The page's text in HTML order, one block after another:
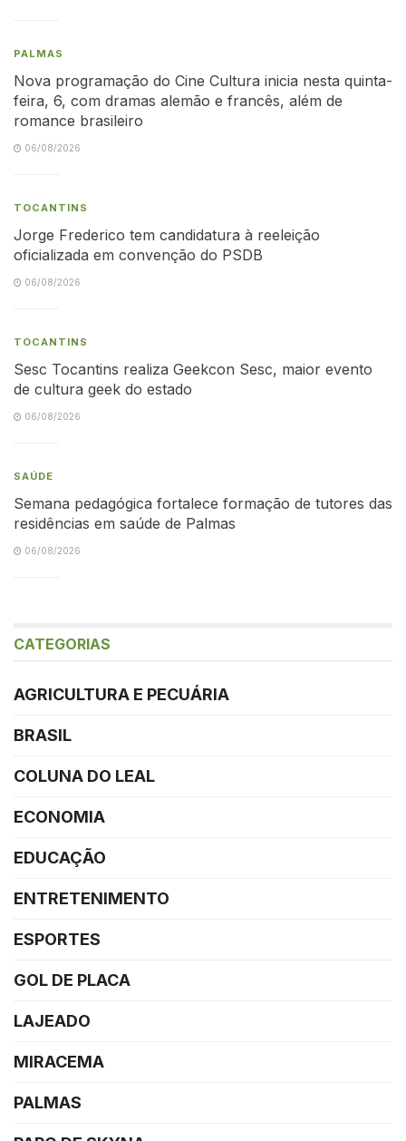
PALMAS
Nova programação do Cine Cultura inicia nesta quinta-
feira, 6, com dramas alemão e francês, além de
romance brasileiro
06/08/2026
TOCANTINS
Jorge Frederico tem candidatura à reeleição
oficializada em convenção do PSDB
06/08/2026
TOCANTINS
Sesc Tocantins realiza Geekcon Sesc, maior evento
de cultura geek do estado
06/08/2026
SAÚDE
Semana pedagógica fortalece formação de tutores das
residências em saúde de Palmas
06/08/2026
CATEGORIAS
AGRICULTURA E PECUÁRIA
BRASIL
COLUNA DO LEAL
ECONOMIA
EDUCAÇÃO
ENTRETENIMENTO
ESPORTES
GOL DE PLACA
LAJEADO
MIRACEMA
PALMAS